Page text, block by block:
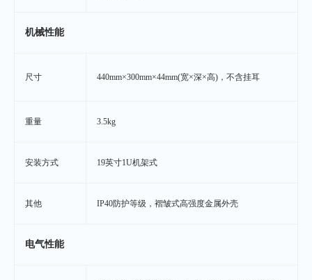
机械性能
尺寸 440mm×300mm×44mm(宽×深×高)，不含挂耳
重量 3.5kg
安装方式 19英寸1U机架式
其他 IP40防护等级，褶皱式高强度金属外壳
电气性能